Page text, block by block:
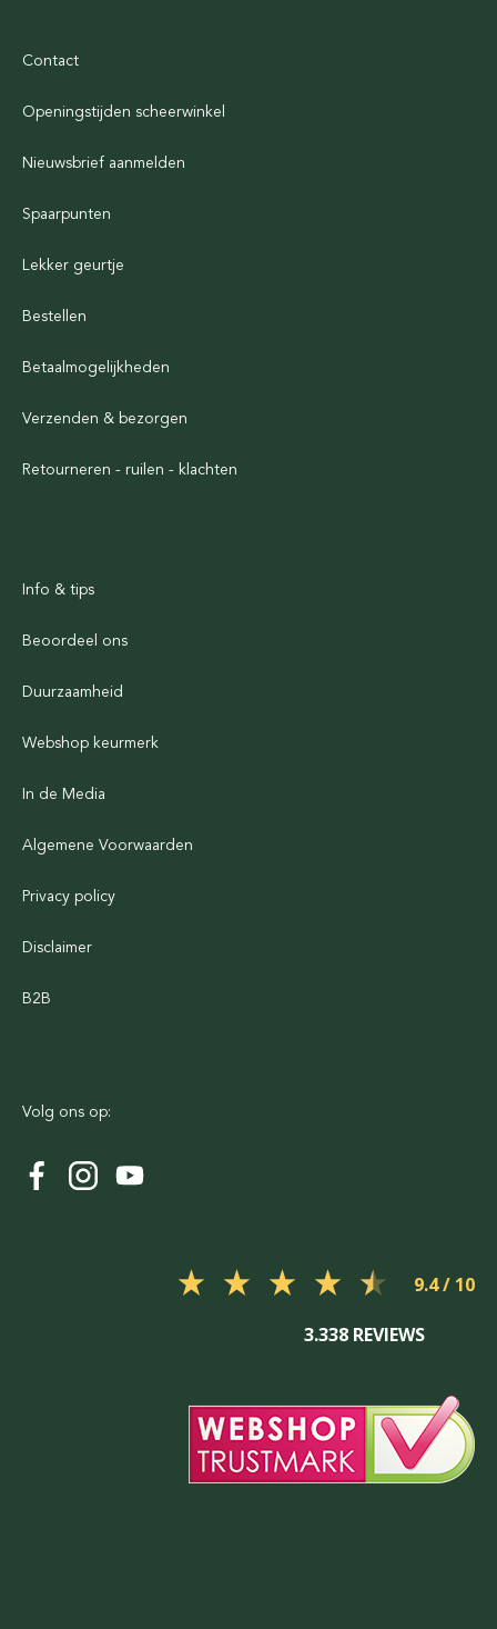
Contact
Openingstijden scheerwinkel
Nieuwsbrief aanmelden
Spaarpunten
Lekker geurtje
Bestellen
Betaalmogelijkheden
Verzenden & bezorgen
Retourneren - ruilen - klachten
Info & tips
Beoordeel ons
Duurzaamheid
Webshop keurmerk
In de Media
Algemene Voorwaarden
Privacy policy
Disclaimer
B2B
Volg ons op:
9.4
3.338 REVIEWS